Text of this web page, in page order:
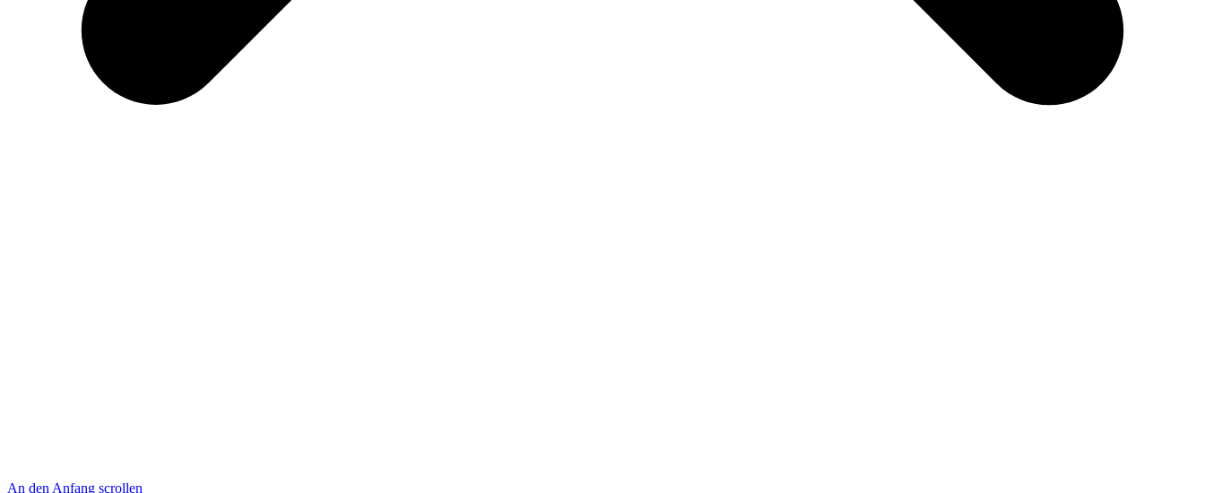
An den Anfang scrollen